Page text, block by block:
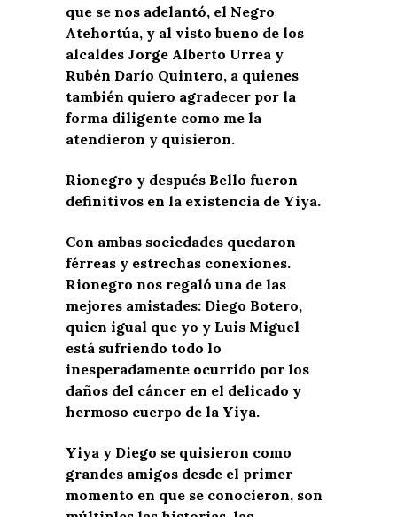
que se nos adelantó, el Negro
Atehortúa, y al visto bueno de los
alcaldes Jorge Alberto Urrea y
Rubén Darío Quintero, a quienes
también quiero agradecer por la
forma diligente como me la
atendieron y quisieron.
Rionegro y después Bello fueron
definitivos en la existencia de Yiya.
Con ambas sociedades quedaron
férreas y estrechas conexiones.
Rionegro nos regaló una de las
mejores amistades: Diego Botero,
quien igual que yo y Luis Miguel
está sufriendo todo lo
inesperadamente ocurrido por los
daños del cáncer en el delicado y
hermoso cuerpo de la Yiya.
Yiya y Diego se quisieron como
grandes amigos desde el primer
momento en que se conocieron, son